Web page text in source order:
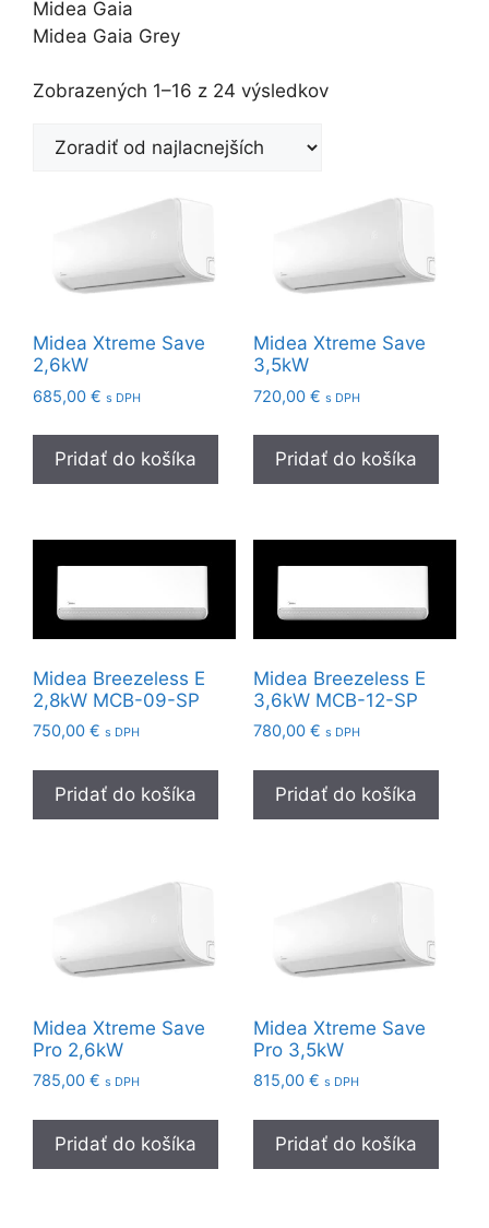
Midea Gaia
Midea Gaia Grey
Zobrazených 1–16 z 24 výsledkovZoradené
najnižšej
najvyššiu
Midea Xtreme Save
2,6kW
685,00 € s DPH
Pridať do košíka
Midea Xtreme Save
3,5kW
720,00 € s DPH
Pridať do košíka
Midea Breezeless E
2,8kW MCB-09-SP
750,00 € s DPH
Pridať do košíka
Midea Breezeless E
3,6kW MCB-12-SP
780,00 € s DPH
Pridať do košíka
Midea Xtreme Save
Pro 2,6kW
785,00 € s DPH
Pridať do košíka
Midea Xtreme Save
Pro 3,5kW
815,00 € s DPH
Pridať do košíka